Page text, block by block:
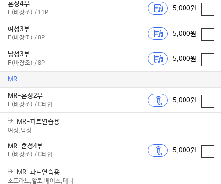
혼성4부
F(바장조) / 11P
5,000원
여성3부
F(바장조) / 8P
5,000원
남성3부
F(바장조) / 8P
5,000원
MR
MR-혼성2부
F(바장조) / C타입
5,000원
MR-파트연습용
여성,남성
MR-혼성4부
F(바장조) / C타입
5,000원
MR-파트연습용
소프라노,알토,베이스,테너